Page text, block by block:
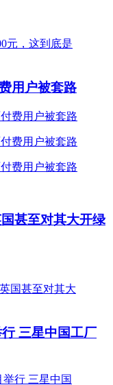
用户被套路
甚至对其大开绿
三星中国工厂